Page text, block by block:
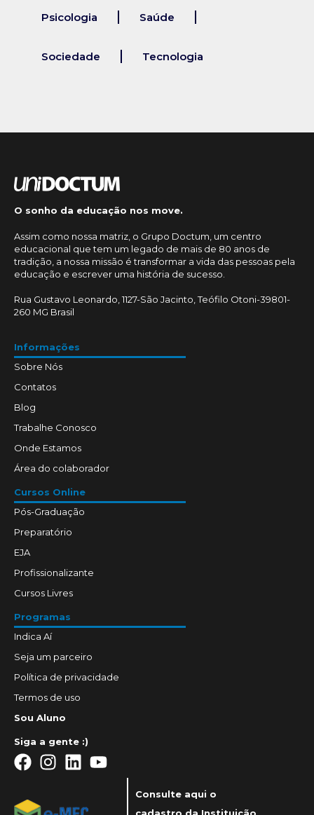
Psicologia Saúde
Sociedade Tecnologia
O sonho da educação nos move.
Assim como nossa matriz, o Grupo Doctum, um centro
educacional que tem um legado de mais de 80 anos de
tradição, a nossa missão é transformar a vida das pessoas pela
educação e escrever uma história de sucesso.
Rua Gustavo Leonardo, 1127-São Jacinto, Teófilo Otoni-39801-
260 MG Brasil
Informações
Sobre Nós
Contatos
Blog
Trabalhe Conosco
Onde Estamos
Área do colaborador
Cursos Online
Pós-Graduação
Preparatório
EJA
Profissionalizante
Cursos Livres
Programas
Indica Aí
Seja um parceiro
Política de privacidade
Termos de uso
Sou Aluno
Siga a gente :)
Consulte aqui o